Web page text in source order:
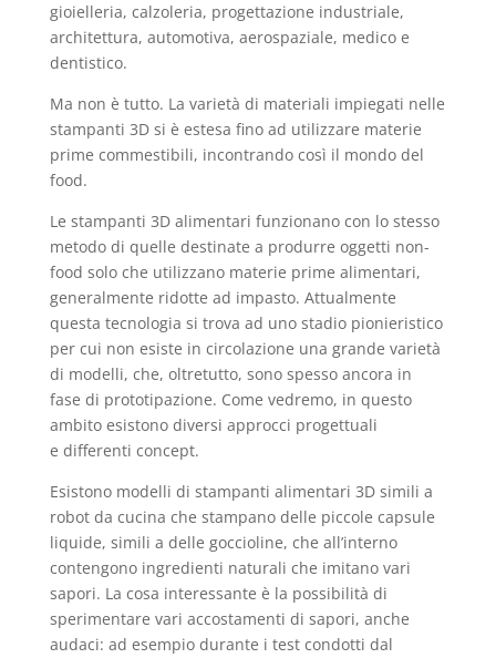
gioielleria, calzoleria, progettazione industriale,
architettura, automotiva, aerospaziale, medico e
dentistico.
Ma non è tutto. La varietà di materiali impiegati nelle
stampanti 3D si è estesa fino ad utilizzare materie
prime commestibili, incontrando così il mondo del
food.
Le stampanti 3D alimentari funzionano con lo stesso
metodo di quelle destinate a produrre oggetti non-
food solo che utilizzano materie prime alimentari,
generalmente ridotte ad impasto. Attualmente
questa tecnologia si trova ad uno stadio pionieristico
per cui non esiste in circolazione una grande varietà
di modelli, che, oltretutto, sono spesso ancora in
fase di prototipazione. Come vedremo, in questo
ambito esistono diversi approcci progettuali
e differenti concept.
Esistono modelli di stampanti alimentari 3D simili a
robot da cucina che stampano delle piccole capsule
liquide, simili a delle goccioline, che all’interno
contengono ingredienti naturali che imitano vari
sapori. La cosa interessante è la possibilità di
sperimentare vari accostamenti di sapori, anche
audaci: ad esempio durante i test condotti dal